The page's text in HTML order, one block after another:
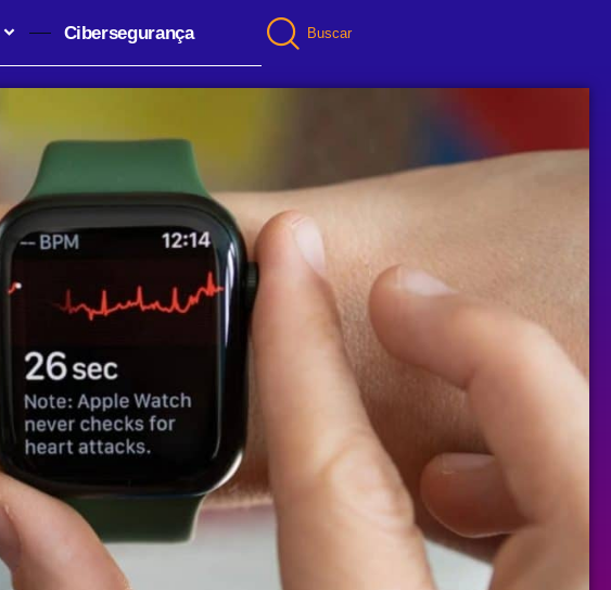
Cibersegurança Buscar